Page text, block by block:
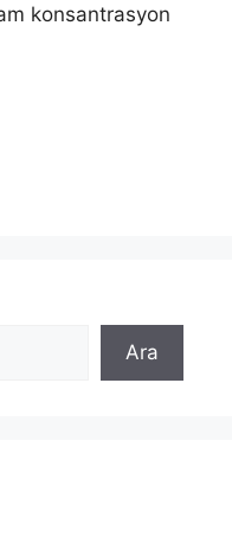
konsantrasyon
Ara